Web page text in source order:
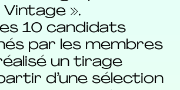
».
10 candidats
par les membres
un tirage
d’une sélection